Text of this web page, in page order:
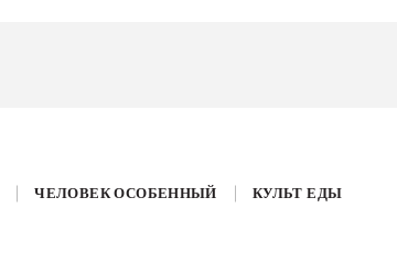
ЧЕЛОВЕК ОСОБЕННЫЙ КУЛЬТ ЕДЫ